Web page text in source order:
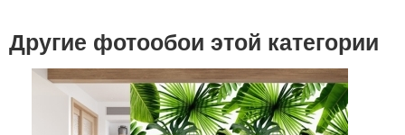
Другие фотообои этой категории